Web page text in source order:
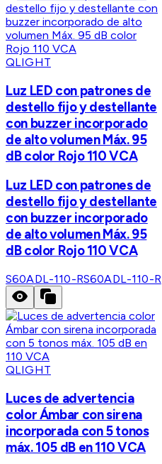
QLIGHT
Luz LED con patrones de
destello fijo y destellante
con buzzer incorporado
de alto volumen Máx. 95
dB color Rojo 110 VCA
Luz LED con patrones de
destello fijo y destellante
con buzzer incorporado
de alto volumen Máx. 95
dB color Rojo 110 VCA
S60ADL-110-RS60ADL-110-R
QLIGHT
Luces de advertencia
color Ámbar con sirena
incorporada con 5 tonos
máx. 105 dB en 110 VCA